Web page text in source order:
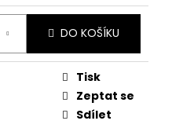
DO KOŠÍKU
Tisk
Zeptat se
Sdílet